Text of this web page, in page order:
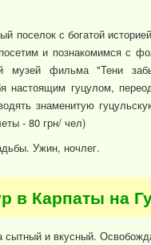
поселок с богатой
и познакомимся с
музей фильма "Тени
настоящим гуцулом,
знаменитую
- 80 грн/ чел)
Ужин, ночлег.
в Карпаты на
сытный и вкусный.